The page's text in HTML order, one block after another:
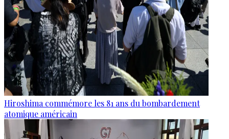
Hiroshima commémore les 81 ans du bombardement
atomique américain